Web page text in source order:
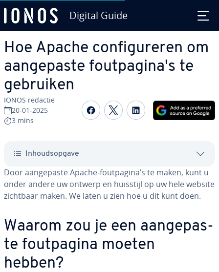
Digital Guide
Hoe Apache con­fi­gu­re­ren om
aan­ge­pas­te fout­pa­gi­na's te
gebruiken
IONOS redactie
20-01-2025
3 mins
Delen op Facebook
Delen op Twitter
Delen op
In­houds­op­ga­ve
Door aan­ge­pas­te Apache-fout­pa­gi­na’s te maken, kunt u
onder andere uw ontwerp en huisstijl op uw hele website
zichtbaar maken. We laten u zien hoe u dit kunt doen.
Waarom zou je een aan­ge­pas­
te fout­pa­gi­na moeten
hebben?